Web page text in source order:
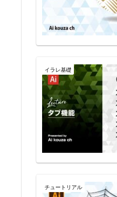
イラレ基礎
チュートリアル